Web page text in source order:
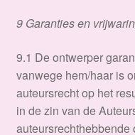
9 Garanties en
​9.1 De ontwerper
vanwege hem/haar is
auteursrecht op het
in de zin van de
auteursrechthebbende